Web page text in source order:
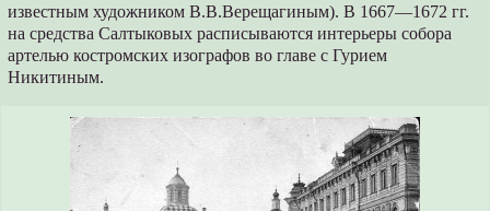
известным художником В.В.Верещагиным). В 1667—1672 гг.
на средства Салтыковых расписываются интерьеры собора
артелью костромских изографов во главе с Гурием
Никитиным.